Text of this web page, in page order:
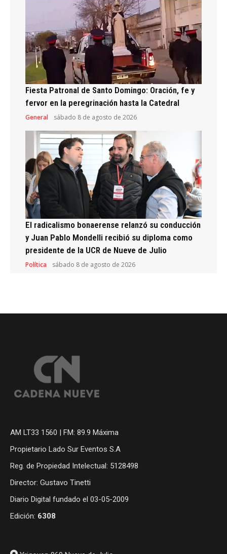
Fiesta Patronal de Santo Domingo: Oración, fe y
fervor en la peregrinación hasta la Catedral
General sábado 8 de agosto de 2026
El radicalismo bonaerense relanzó su conducción
y Juan Pablo Mondelli recibió su diploma como
presidente de la UCR de Nueve de Julio
Política sábado 8 de agosto de 2026
AM LT33 1560 | FM: 89.9 Máxima
Propietario Lado Sur Eventos S.A
Reg. de Propiedad Intelectual: 5128498
Director: Gustavo Tinetti
Diario Digital fundado el 03-05-2009
Edición: 6308